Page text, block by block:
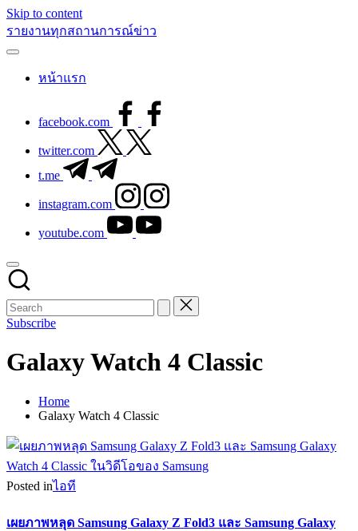
Skip to content
รายงานทุกสถานการณ์ข่าว
หน้าแรก
facebook.com
twitter.com
t.me
instagram.com
youtube.com
Subscribe
Galaxy Watch 4 Classic
Home
Galaxy Watch 4 Classic
Posted inไอที
เผยภาพหลุด Samsung Galaxy Z Fold3 และ Samsung Galaxy